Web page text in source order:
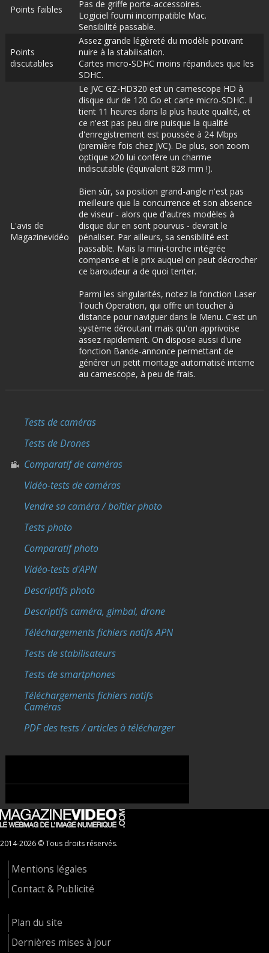
Points faibles
Pas de griffe porte-accessoires.
Logiciel fourni incompatible Mac.
Sensibilité passable.
Points
discutables
Assez grande légèreté du modèle pouvant
nuire à la stabilisation.
Cartes micro-SDHC moins répandues que les
SDHC.
L'avis de
Magazinevidéo
Le JVC GZ-HD320 est un camescope HD à
disque dur de 120 Go et carte micro-SDHC. Il
tient 11 heures dans la plus haute qualité, et
ce n'est pas peu dire puisque la qualité
d'enregistrement est poussée à 24 Mbps
(première fois chez JVC). De plus, son zoom
optique x20 lui confère un charme
indiscutable (équivalent 828 mm !).
Bien sûr, sa position grand-angle n'est pas
meilleure que la concurrence et son absence
de viseur - alors que d'autres modèles à
disque dur en sont pourvus - devrait le
pénaliser. Par ailleurs, sa sensibilité est
passable. Mais la mini-torche intégrée
compense et le prix auquel on peut décrocher
ce baroudeur a de quoi tenter.
Parmi les singularités, notez la fonction Laser
Touch Operation, qui offre un toucher à
distance pour naviguer dans le Menu. C'est un
système déroutant mais qu'on apprivoise
assez rapidement. On dispose aussi d'une
fonction Bande-annonce permettant de
générer un petit montage automatisé interne
au camescope, à peu de frais.
Tests de caméras
Tests de Drones
Comparatif de caméras
Vidéo-tests de caméras
Vendre sa caméra / boîtier photo
Tests photo
Comparatif photo
Vidéo-tests d'APN
Descriptifs photo
Descriptifs caméra, gimbal, drone
Téléchargements fichiers natifs APN
Tests de stabilisateurs
Tests de smartphones
Téléchargements fichiers natifs
Caméras
PDF des tests / articles à télécharger
2014-2026 © Tous droits réservés.
Mentions légales
Contact & Publicité
Plan du site
Dernières mises à jour